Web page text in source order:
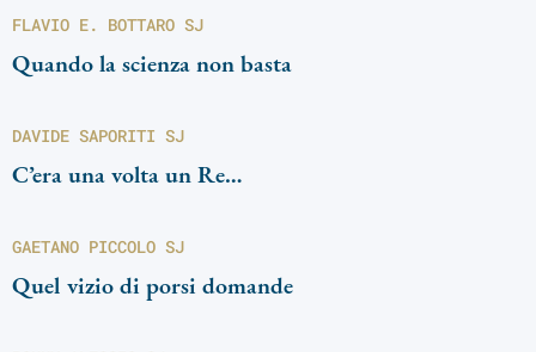
FLAVIO E. BOTTARO SJ
Quando la scienza non basta
DAVIDE SAPORITI SJ
C’era una volta un Re…
GAETANO PICCOLO SJ
Quel vizio di porsi domande